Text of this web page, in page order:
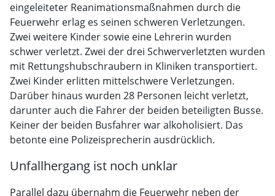
eingeleiteter Reanimationsmaßnahmen durch die
Feuerwehr erlag es seinen schweren Verletzungen.
Zwei weitere Kinder sowie eine Lehrerin wurden
schwer verletzt. Zwei der drei Schwerverletzten wurden
mit Rettungshubschraubern in Kliniken transportiert.
Zwei Kinder erlitten mittelschwere Verletzungen.
Darüber hinaus wurden 28 Personen leicht verletzt,
darunter auch die Fahrer der beiden beteiligten Busse.
Keiner der beiden Busfahrer war alkoholisiert. Das
betonte eine Polizeisprecherin ausdrücklich.
Unfallhergang ist noch unklar
Parallel dazu übernahm die Feuerwehr neben der